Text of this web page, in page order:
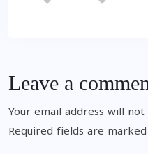
Leave a
Your email address will not
Required fields are marked